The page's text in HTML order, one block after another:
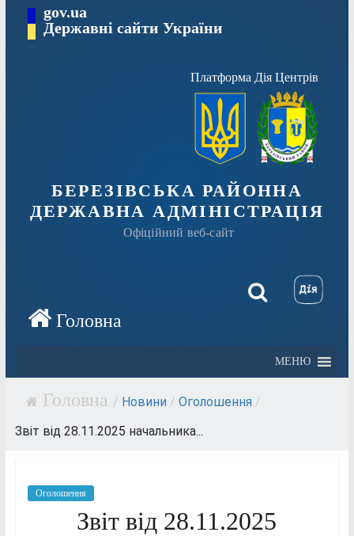
Перейтиgov.ua
Державні сайти України
Платформа Дія Центрів
БЕРЕЗІВСЬКА РАЙОННА
ДЕРЖАВНА АДМІНІСТРАЦІЯ
Офіційний веб-сайт
МЕНЮ
/ Новини / Оголошення /
Звіт від 28.11.2025 начальника...
Оголошення
Звіт від 28.11.2025